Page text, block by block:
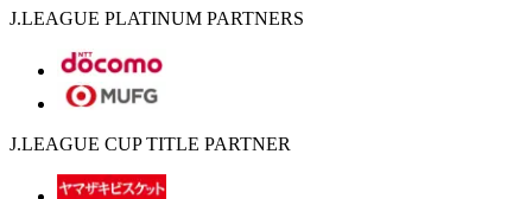
J.LEAGUE PLATINUM PARTNERS
J.LEAGUE CUP TITLE PARTNER